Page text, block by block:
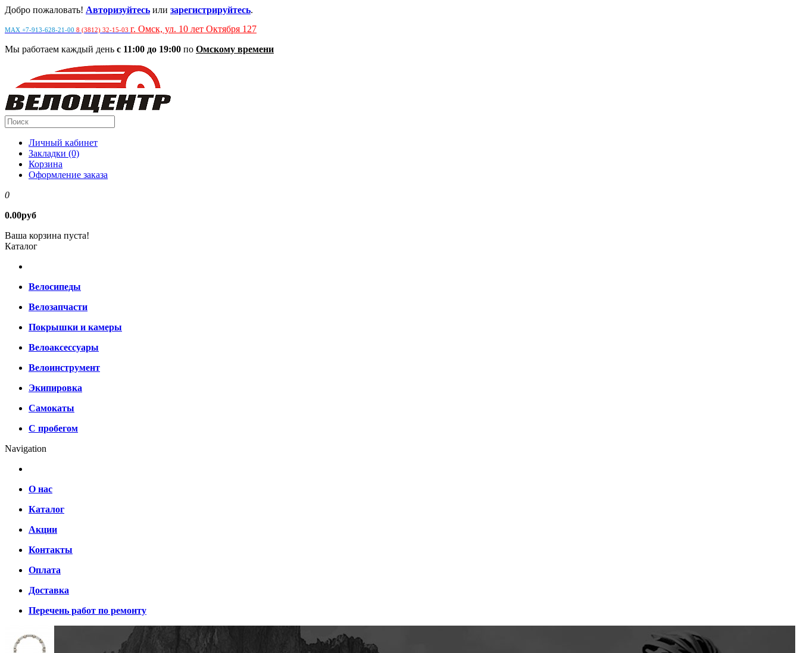
Добро пожаловать! Авторизуйтесь или зарегистрируйтесь.
MAX +7-913-628-21-00 8 (3812) 32-15-03 г. Омск, ул. 10 лет Октября 127
Мы работаем каждый день с 11:00 до 19:00 по Омскому времени
Личный кабинет
Закладки (0)
Корзина
Оформление заказа
0
0.00руб
Ваша корзина пуста!
Каталог
Велосипеды
Велозапчасти
Покрышки и камеры
Велоаксессуары
Велоинструмент
Экипировка
Самокаты
С пробегом
Navigation
О нас
Каталог
Акции
Контакты
Оплата
Доставка
Перечень работ по ремонту